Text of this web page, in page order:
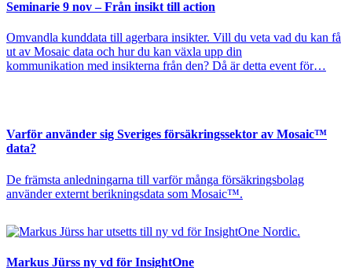
Seminarie 9 nov – Från insikt till action
Omvandla kunddata till agerbara insikter. Vill du veta vad du kan få
ut av Mosaic data och hur du kan växla upp din
kommunikation med insikterna från den? Då är detta event för…
Varför använder sig Sveriges försäkringssektor av Mosaic™
data?
De främsta anledningarna till varför många försäkringsbolag
använder externt berikningsdata som Mosaic™.
Markus Jürss ny vd för InsightOne